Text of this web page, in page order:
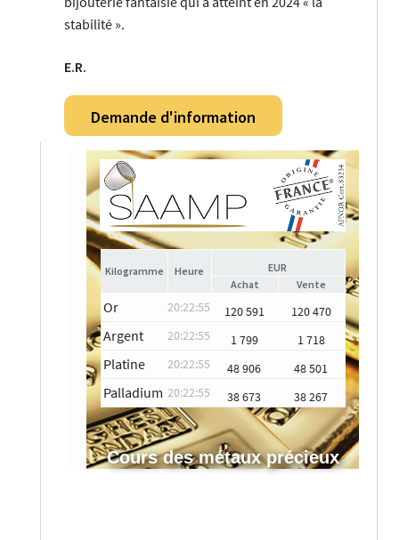
stabilité ».
E.R.
Demande d'information
Heure
EUR
Achat
Vente
Or 20:22:55 120 591 120 470
Argent 20:22:55 1 799 1 718
Platine 20:22:55 48 906 48 501
Palladium 20:22:55 38 673 38 267
Cours des métaux précieux